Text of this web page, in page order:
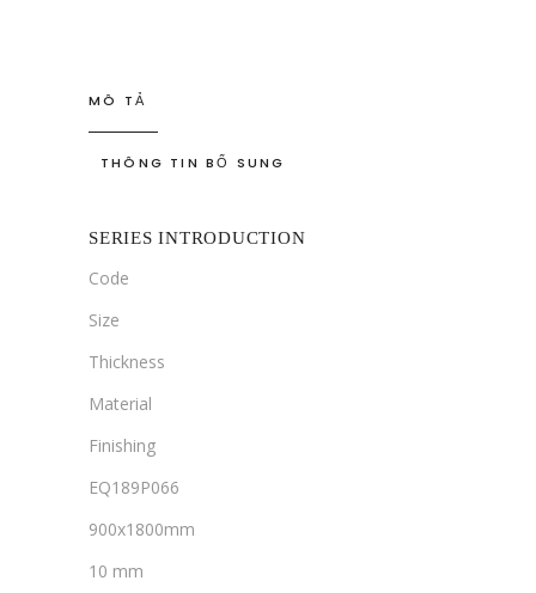
MÔ TẢ
THÔNG TIN BỔ SUNG
SERIES INTRODUCTION
Code
Size
Thickness
Material
Finishing
EQ189P066
900x1800mm
10 mm